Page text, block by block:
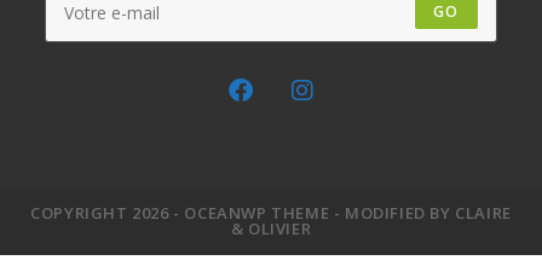
GO
COPYRIGHT 2026 - OCEANWP THEME - MODIFIED BY CLAIRE
& OLIVIER